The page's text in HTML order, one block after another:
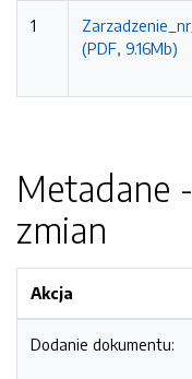
1
(PDF, 9.16Mb)
Metadane
zmian
Akcja
Dodanie dokumentu: